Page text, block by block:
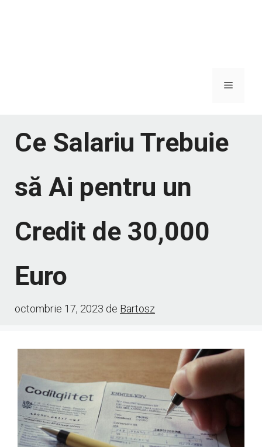
Meniu
Ce Salariu Trebuie
să Ai pentru un
Credit de 30,000
Euro
octombrie 17, 2023 de Bartosz